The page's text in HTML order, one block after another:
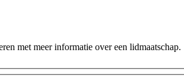
met meer informatie over een lidmaatschap.